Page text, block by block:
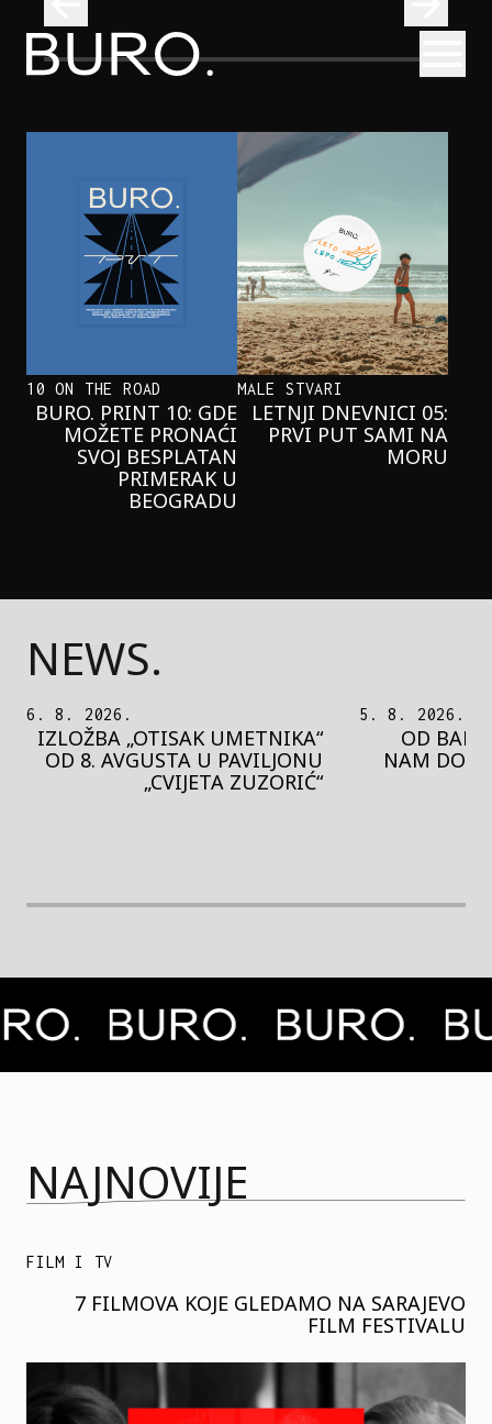
BURO.
KAD SE ISPOD TRGA REPUBLIKE
ZAČUJE OKEAN: SVE O IZLOŽBI
„ATLANTIS”
10 ON THE ROAD
BURO. PRINT 10: GDE
MOŽETE PRONAĆI
SVOJ BESPLATAN
PRIMERAK U
BEOGRADU
MALE STVARI
LETNJI DNEVNICI 05:
PRVI PUT SAMI NA
MORU
NEWS.
5. 8. 2026.
OD BAROKA DO REJVA: ŠTA
NAM DONOSI NOVI BUPBAP
FESTIVAL?
5. 8. 2026.
PEDJA
MOTIVE
NAJNOVIJE
FILM I TV
7 FILMOVA KOJE GLEDAMO NA SARAJEVO
FILM FESTIVALU